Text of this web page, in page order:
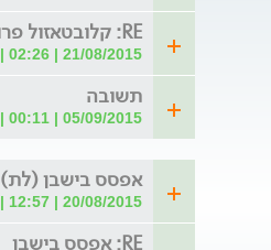
RE: קלובטאזול פרופיונאט - למרוח בכל הקרקפת?
21/08/2015 | 02:26 | מאת: גור
תשובה
05/09/2015 | 00:11 | מאת: ד"ר אכי פרידמן
אפסס בישבן (לת)
20/08/2015 | 12:57 | מאת: קרן
RE: אפסס בישבן